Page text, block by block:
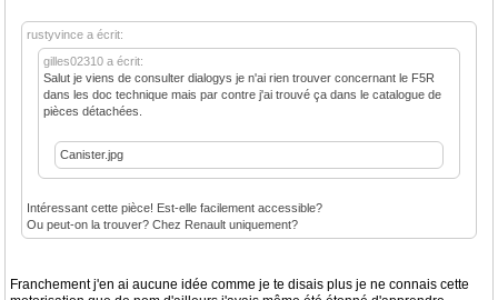
rustyvince a écrit:
gilles02310 a écrit:
Salut je viens de consulter dialogys je n'ai rien trouver concernant le F5R
dans les doc technique mais par contre j'ai trouvé ça dans le catalogue de
pièces détachées.
Canister.jpg
Intéressant cette pièce! Est-elle facilement accessible?
Ou peut-on la trouver? Chez Renault uniquement?
Franchement j'en ai aucune idée comme je te disais plus je ne connais cette